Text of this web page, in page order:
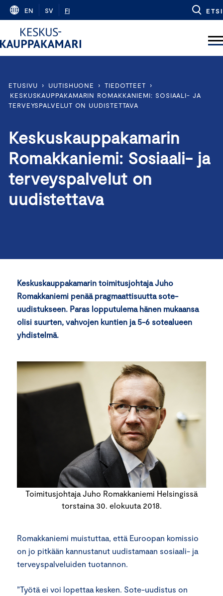
Skip
content
EN SV FI ETSI
ETUSIVU › UUTISHUONE › TIEDOTTEET
›
KESKUSKAUPPAKAMARIN ROMAKKANIEMI: SOSIAALI- JA
TERVEYSPALVELUT ON UUDISTETTAVA
Keskuskauppakamarin
Romakkaniemi: Sosiaali- ja
terveyspalvelut on
uudistettava
Keskuskauppakamarin toimitusjohtaja Juho
Romakkaniemi penää pragmaattisuutta sote-
uudistukseen. Paras lopputulema hänen mukaansa
olisi suurten, vahvojen kuntien ja 5-6 sotealueen
yhdistelmä.
Toimitusjohtaja Juho Romakkaniemi Helsingissä
torstaina 30. elokuuta 2018.
Romakkaniemi muistuttaa, että Euroopan komissio
on jo pitkään kannustanut uudistamaan sosiaali- ja
terveyspalveluiden tuotannon.
”Työtä ei voi lopettaa kesken. Sote-uudistus on